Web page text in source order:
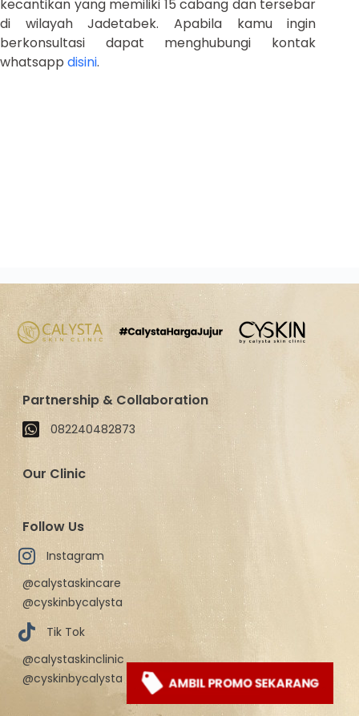
kecantikan yang memiliki 15 cabang dan tersebar
di wilayah Jadetabek. Apabila kamu ingin
berkonsultasi dapat menghubungi kontak
whatsapp disini.
Partnership & Collaboration
082240482873
Our Clinic
Follow Us
Instagram
@calystaskincare
@cyskinbycalysta
Tik Tok
@calystaskinclinic
@cyskinbycalysta